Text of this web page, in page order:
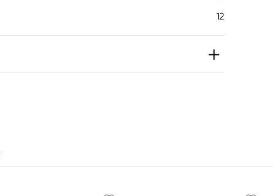
12